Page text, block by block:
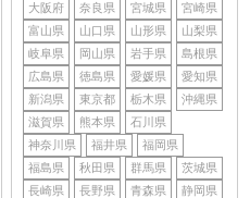
大阪府
奈良県 宮城県
宮崎県
富山県
山口県 山形県
山梨県
岐阜県
岡山県 岩手県
島根県
広島県
徳島県 愛媛県
愛知県
新潟県
東京都 栃木県
沖縄県
滋賀県
熊本県
石川県
神奈川県
福井県
福岡県
福島県
秋田県 群馬県
茨城県
長崎県
長野県 青森県
静岡県